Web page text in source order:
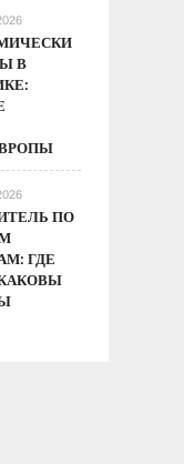
В
ПО
ГДЕ